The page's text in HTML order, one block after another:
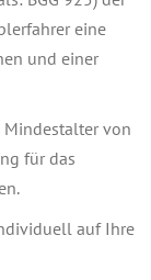
eine
und einer
Mindestalter von
für das
auf Ihre